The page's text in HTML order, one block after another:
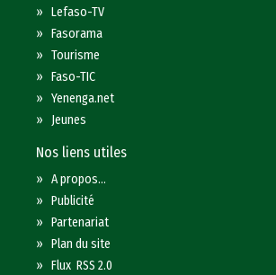
»Lefaso-TV
»Fasorama
»Tourisme
»Faso-TIC
»Yenenga.net
» Jeunes
Nos liens utiles
»A propos...
»Publicité
»Partenariat
»Plan du site
»Flux RSS 2.0